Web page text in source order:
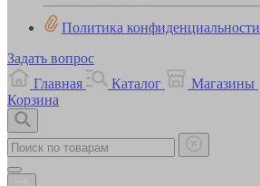
Политика конфиденциальности
Задать вопрос
Главная
Каталог Магазины
Корзина